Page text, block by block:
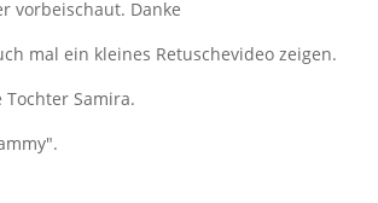
vorbeischaut. Danke
mal ein kleines Retuschevideo zeigen.
Samira.